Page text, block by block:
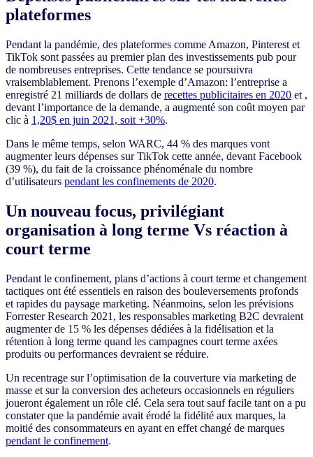
plateformes
Pendant la pandémie, des plateformes comme Amazon, Pinterest et
TikTok sont passées au premier plan des investissements pub pour
de nombreuses entreprises. Cette tendance se poursuivra
vraisemblablement. Prenons l’exemple d’Amazon: l’entreprise a
enregistré 21 milliards de dollars de recettes publicitaires en 2020 et ,
devant l’importance de la demande, a augmenté son coût moyen par
clic à 1,20$ en juin 2021, soit +30%.
Dans le même temps, selon WARC, 44 % des marques vont
augmenter leurs dépenses sur TikTok cette année, devant Facebook
(39 %), du fait de la croissance phénoménale du nombre
d’utilisateurs pendant les confinements de 2020.
Un nouveau focus, privilégiant
organisation à long terme Vs réaction à
court terme
Pendant le confinement, plans d’actions à court terme et changement
tactiques ont été essentiels en raison des bouleversements profonds
et rapides du paysage marketing. Néanmoins, selon les prévisions
Forrester Research 2021, les responsables marketing B2C devraient
augmenter de 15 % les dépenses dédiées à la fidélisation et la
rétention à long terme quand les campagnes court terme axées
produits ou performances devraient se réduire.
Un recentrage sur l’optimisation de la couverture via marketing de
masse et sur la conversion des acheteurs occasionnels en réguliers
joueront également un rôle clé. Cela sera tout sauf facile tant on a pu
constater que la pandémie avait érodé la fidélité aux marques, la
moitié des consommateurs en ayant en effet changé de marques
pendant le confinement.